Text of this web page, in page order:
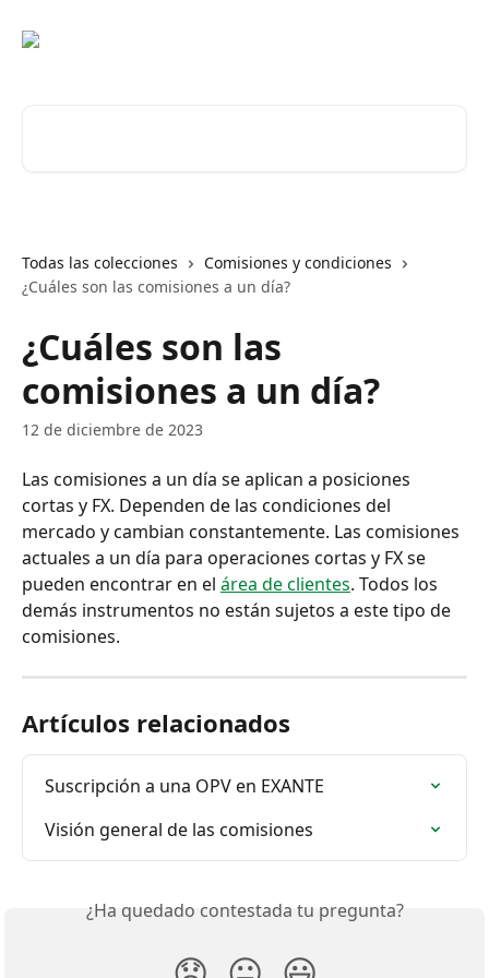
Todas las colecciones
Comisiones y condiciones
¿Cuáles son las comisiones a un día?
¿Cuáles son las
comisiones a un día?
12 de diciembre de 2023
Las comisiones a un día se aplican a posiciones
cortas y FX. Dependen de las condiciones del
mercado y cambian constantemente. Las comisiones
actuales a un día para operaciones cortas y FX se
pueden encontrar en el área de clientes. Todos los
demás instrumentos no están sujetos a este tipo de
comisiones.
Artículos relacionados
Suscripción a una OPV en EXANTE
Visión general de las comisiones
¿Ha quedado contestada tu pregunta?